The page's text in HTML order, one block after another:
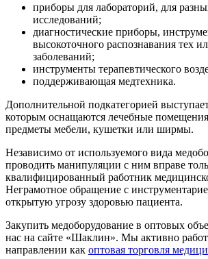
приборы для лабораторий, для
исследований;
диагностические приборы,
высокоточного распознавания тех
заболеваний;
инструменты терапевтического
поддерживающая медтехника.
Дополнительной подкатегорией
которым оснащаются лечебные
предметы мебели, кушетки или ширмы.
Независимо от используемого вида
проводить манипуляции с ним вправе
квалифицированный работник
Неграмотное обращение с
открытую угрозу здоровью пациента.
Закупить медоборудование в оптовых
нас на сайте «Шаклин». Мы активно
направлении как оптовая торговля